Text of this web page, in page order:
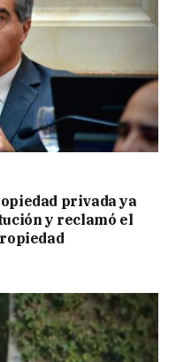
privada ya
y reclamó el